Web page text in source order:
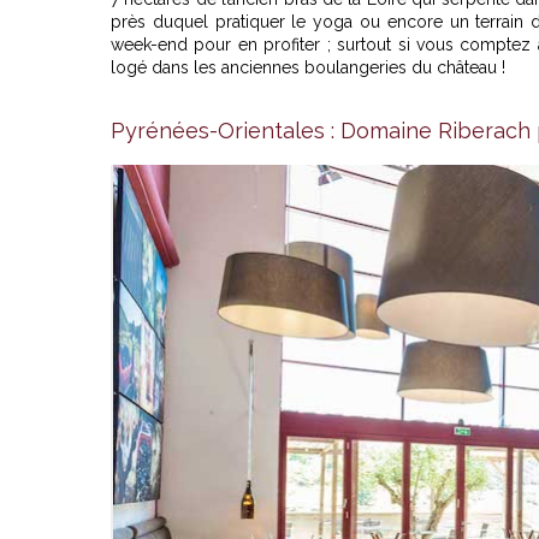
près duquel pratiquer le yoga ou encore un terrain
week-end pour en profiter ; surtout si vous comptez
logé dans les anciennes boulangeries du château !
Pyrénées-Orientales : DomaineVue de